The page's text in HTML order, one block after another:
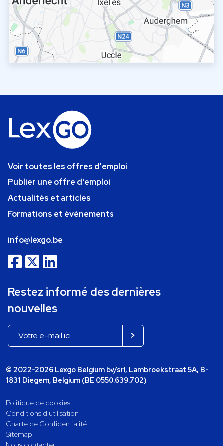
Voir toutes les offres d'emploi
Publier une offre d'emploi
Actualités et articles
Formations et événements
info@lexgo.be
Restez informé des dernières
nouvelles
© 2022-2026 Lexgo Belgium bv/srl, Lambroekstraat 5A, B-
1831 Diegem, Belgium (BE 0550.639.702)
Politique de cookies
Conditions d'utilisation
Charte de Confidentialité
Sitemap